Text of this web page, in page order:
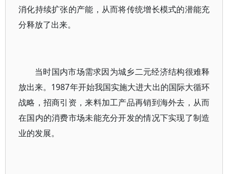
消化持续扩张的产能，从而将传统增长模式的潜能充
分释放了出来。
当时国内市场需求因为城乡二元经济结构很难释
放出来。1987年开始我国实施大进大出的国际大循环
战略，招商引资，来料加工产品再销到海外去，从而
在国内的消费市场未能充分开发的情况下实现了制造
业的发展。